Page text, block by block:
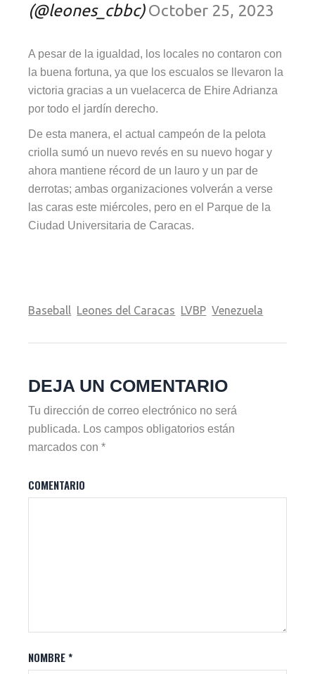
(@leones_cbbc) October 25, 2023
A pesar de la igualdad, los locales no contaron con
la buena fortuna, ya que los escualos se llevaron la
victoria gracias a un vuelacerca de Ehire Adrianza
por todo el jardín derecho.
De esta manera, el actual campeón de la pelota
criolla sumó un nuevo revés en su nuevo hogar y
ahora mantiene récord de un lauro y un par de
derrotas; ambas organizaciones volverán a verse
las caras este miércoles, pero en el Parque de la
Ciudad Universitaria de Caracas.
Baseball Leones del Caracas LVBP Venezuela
DEJA UN COMENTARIO
Tu dirección de correo electrónico no será
publicada. Los campos obligatorios están
marcados con*
COMENTARIO
NOMBRE*